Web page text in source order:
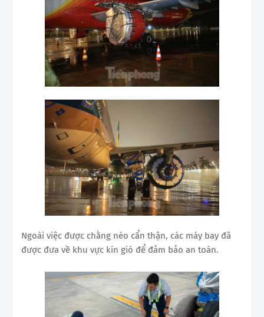
Ngoài việc được chằng néo cẩn thận, các máy bay đã
được đưa về khu vực kín gió để đảm bảo an toàn.